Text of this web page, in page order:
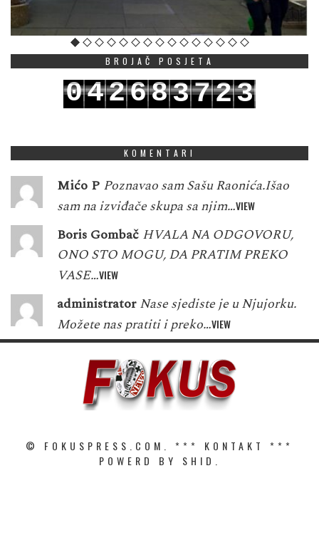
BROJAČ POSJETA
042683723
KOMENTARI
Mićo P Poznavao sam Sašu Raonića.Išao
sam na izviđače skupa sa njim…VIEW
Boris Gombač HVALA NA ODGOVORU,
ONO STO MOGU, DA PRATIM PREKO
VASE…VIEW
administrator Nase sjediste je u Njujorku.
Možete nas pratiti i preko…VIEW
© FOKUSPRESS.COM. *** KONTAKT
***
POWERD BY SHID.